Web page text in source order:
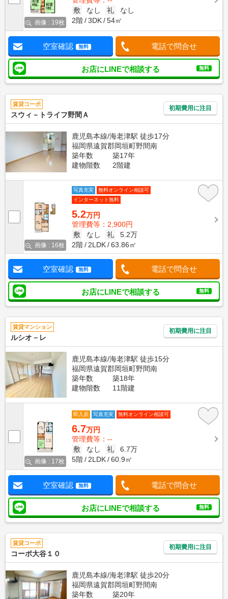
画像 : 19枚
敷
なし 礼
なし
2階
3DK 54㎡
空室確認 無料 電話で問合せ
お店にLINEで相談する 無料
賃貸コーポ
スウィ－トライフ野間Ａ
初期費用に注目
鹿児島本線/海老津駅 徒歩17分
福岡県遠賀郡岡垣町野間南
築年数
築17年
建物階数
2階建
画像 : 16枚
写真充実
無料オンライン相談可
インターネット無料
5.2万円
管理費等：2,900円
敷
なし 礼
5.2万
2階
2LDK 63.86㎡
空室確認 無料 電話で問合せ
お店にLINEで相談する 無料
賃貸マンション
ルシオ－レ
初期費用に注目
鹿児島本線/海老津駅 徒歩15分
福岡県遠賀郡岡垣町野間南
築年数
築18年
建物階数
11階建
画像 : 17枚
即入居 写真充実 無料オンライン相談可
6.7万円
管理費等：--
敷
なし 礼
6.7万
5階
2LDK 60.9㎡
空室確認 無料 電話で問合せ
お店にLINEで相談する 無料
賃貸コーポ
コーポ大谷１０
初期費用に注目
鹿児島本線/海老津駅 徒歩20分
福岡県遠賀郡岡垣町野間南
築年数
築20年